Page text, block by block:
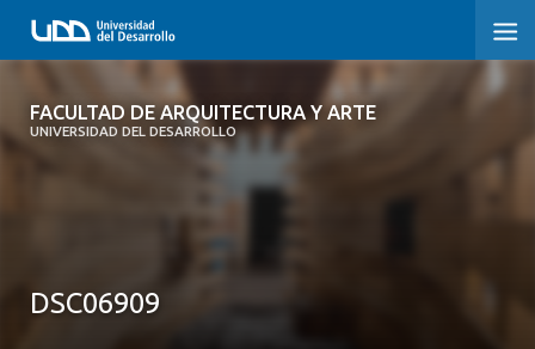
FACULTAD DE ARQUITECTURA Y ARTE
UNIVERSIDAD DEL DESARROLLO
FACULTAD DE ARQUITECTURA Y ARTE
DSC06909